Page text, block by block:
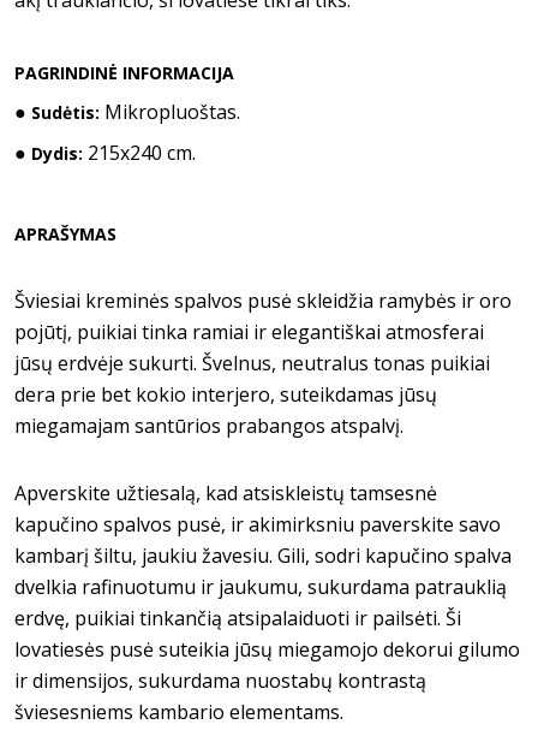
PAGRINDINĖ INFORMACIJA
● Sudėtis: Mikropluoštas.
● Dydis: 215x240 cm.
APRAŠYMAS
Šviesiai kreminės spalvos pusė skleidžia ramybės ir oro
pojūtį, puikiai tinka ramiai ir elegantiškai atmosferai
jūsų erdvėje sukurti. Švelnus, neutralus tonas puikiai
dera prie bet kokio interjero, suteikdamas jūsų
miegamajam santūrios prabangos atspalvį.
Apverskite užtiesalą, kad atsiskleistų tamsesnė
kapučino spalvos pusė, ir akimirksniu paverskite savo
kambarį šiltu, jaukiu žavesiu. Gili, sodri kapučino spalva
dvelkia rafinuotumu ir jaukumu, sukurdama patrauklią
erdvę, puikiai tinkančią atsipalaiduoti ir pailsėti. Ši
lovatiesės pusė suteikia jūsų miegamojo dekorui gilumo
ir dimensijos, sukurdama nuostabų kontrastą
šviesesniems kambario elementams.